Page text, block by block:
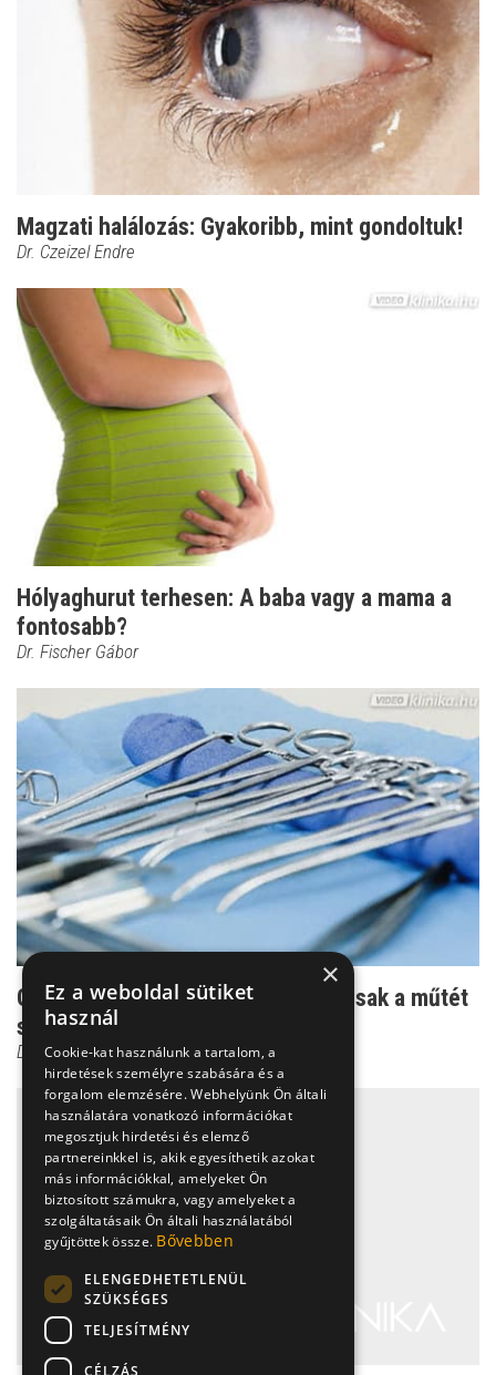
Magzati halálozás: Gyakoribb, mint gondoltuk!
Dr. Czeizel Endre
Hólyaghurut terhesen: A baba vagy a mama a
fontosabb?
Dr. Fischer Gábor
Gyakori hólyaghurut - amikor már csak a műtét
segíthet
Dr. Fischer Gábor
×
Ez a weboldal sütiket
használ
Cookie-kat használunk a tartalom, a
hirdetések személyre szabására és a
forgalom elemzésére. Webhelyünk Ön általi
használatára vonatkozó információkat
megosztjuk hirdetési és elemző
partnereinkkel is, akik egyesíthetik azokat
más információkkal, amelyeket Ön
biztosított számukra, vagy amelyeket a
szolgáltatásaik Ön általi használatából
gyűjtöttek össze. Bővebben
ELENGEDHETETLENÜL
SZÜKSÉGES
TELJESÍTMÉNY
CÉLZÁS